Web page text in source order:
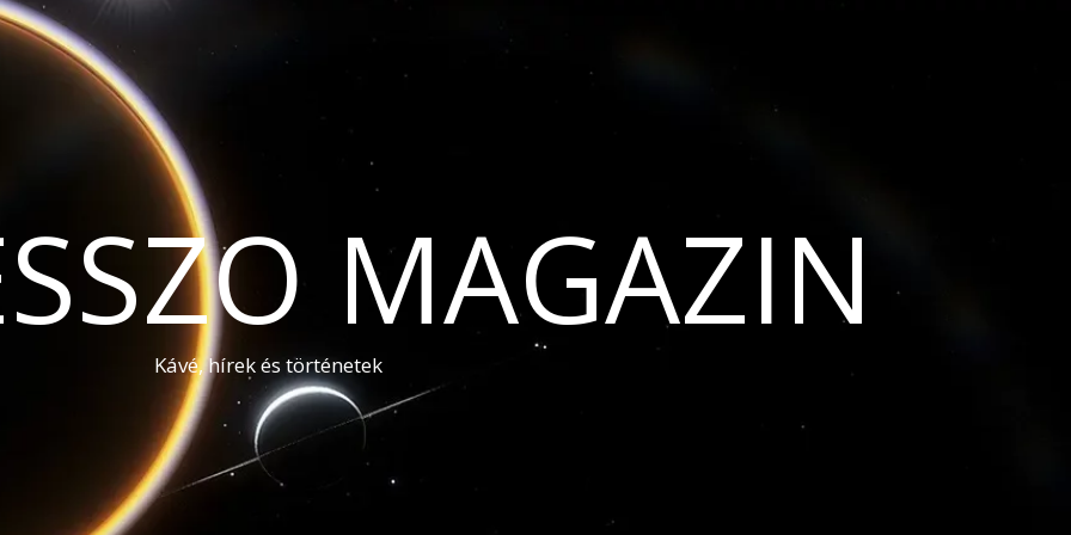
MAGAZIN
Kávé, hírek és történetek